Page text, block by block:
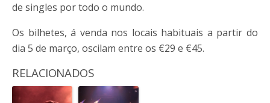
de singles por todo o mundo.
Os bilhetes, á venda nos locais habituais a partir do
dia 5 de março, oscilam entre os €29 e €45.
RELACIONADOS